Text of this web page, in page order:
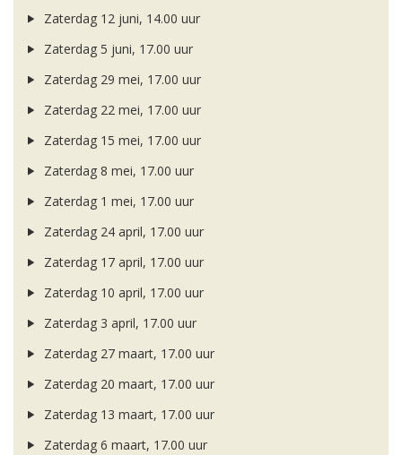
Zaterdag 12 juni, 14.00 uur
Zaterdag 5 juni, 17.00 uur
Zaterdag 29 mei, 17.00 uur
Zaterdag 22 mei, 17.00 uur
Zaterdag 15 mei, 17.00 uur
Zaterdag 8 mei, 17.00 uur
Zaterdag 1 mei, 17.00 uur
Zaterdag 24 april, 17.00 uur
Zaterdag 17 april, 17.00 uur
Zaterdag 10 april, 17.00 uur
Zaterdag 3 april, 17.00 uur
Zaterdag 27 maart, 17.00 uur
Zaterdag 20 maart, 17.00 uur
Zaterdag 13 maart, 17.00 uur
Zaterdag 6 maart, 17.00 uur